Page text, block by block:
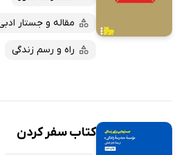
مقاله و جستار
راه و رسم زندگی
کتاب سفر کردن